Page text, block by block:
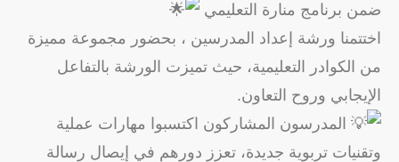
ضمن برنامج منارة التعليمي
اختتمنا ورشة إعداد المدرسين ، بحضور مجموعة مميزة
من الكوادر التعليمية، حيث تميزت الورشة بالتفاعل
الإيجابي وروح التعاون.
المدرسون المشاركون اكتسبوا مهارات عملية
وتقنيات تربوية جديدة، تعزز دورهم في إيصال رسالة